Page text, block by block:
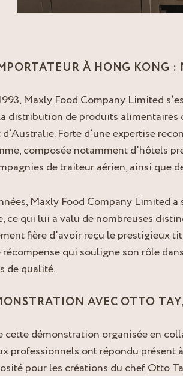
À HONG KONG :
Maxly Food Company Limited
distribution de produits
d’Australie. Forte d’une expertise
composée notamment d’hôtels
de traiteur aérien, ainsi que
Maxly Food Company Limited
ce qui lui a valu de nombreuses
fière d’avoir reçu le prestigieux
récompense qui souligne son rôle
de qualité.
AVEC OTTO
cette démonstration organisée en
professionnels ont répondu
pour les créations du chef Otto